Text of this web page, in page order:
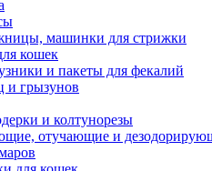
машинки для стрижки
кошек
и пакеты для фекалий
и грызунов
и колтунорезы
отучающие и